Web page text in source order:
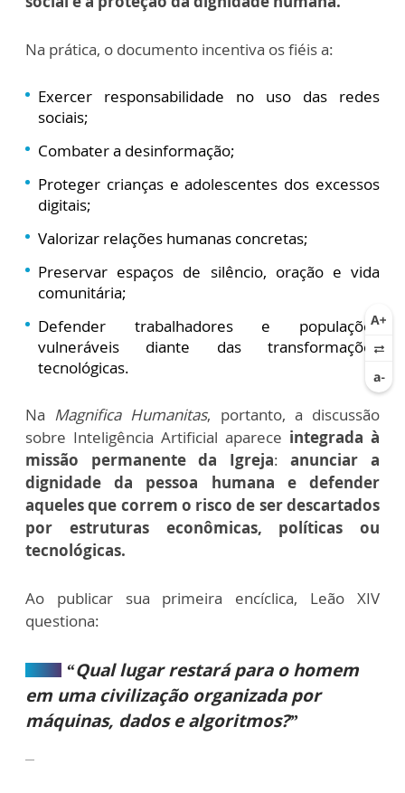
Na prática, o documento incentiva os fiéis a:
Exercer responsabilidade no uso das redes
sociais;
Combater a desinformação;
Proteger crianças e adolescentes dos excessos
digitais;
Valorizar relações humanas concretas;
Preservar espaços de silêncio, oração e vida
comunitária;
Defender trabalhadores e populações
vulneráveis diante das transformações
tecnológicas.
Na Magnifica Humanitas, portanto, a discussão
sobre Inteligência Artificial aparece integrada à
missão permanente da Igreja:anunciar a
dignidade da pessoa humana e defender
aqueles que correm o risco de ser descartados
por estruturas econômicas, políticas ou
tecnológicas.
Ao publicar sua primeira encíclica, Leão XIV
questiona:
“Qual lugar restará para o homem
em uma civilização organizada por
máquinas, dados e algoritmos?”